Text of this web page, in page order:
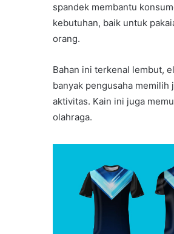
spandek membantu
kebutuhan, baik untuk
orang.
Bahan ini terkenal lembut,
banyak pengusaha memilih
aktivitas. Kain ini juga
olahraga.